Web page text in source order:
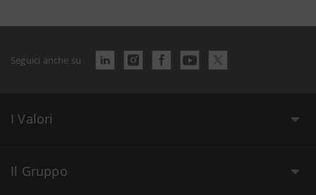
Seguici anche su
I Valori
Il Gruppo